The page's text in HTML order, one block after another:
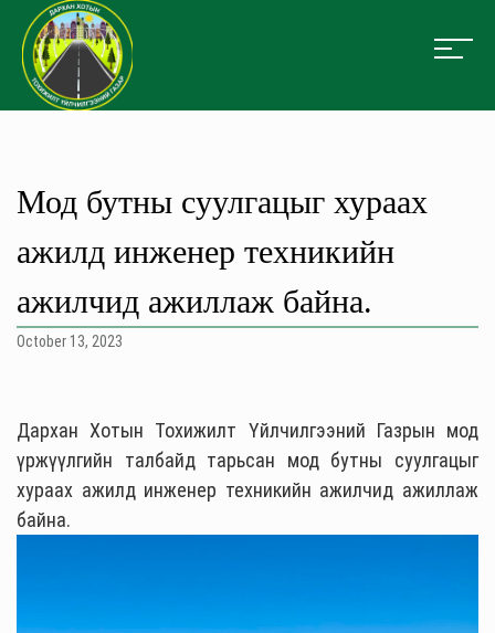
Мод бутны суулгацыг хураах
ажилд инженер техникийн
ажилчид ажиллаж байна.
October 13, 2023
Дархан Хотын Тохижилт Үйлчилгээний Газрын мод
үржүүлгийн талбайд тарьсан мод бутны суулгацыг
хураах ажилд инженер техникийн ажилчид ажиллаж
байна.